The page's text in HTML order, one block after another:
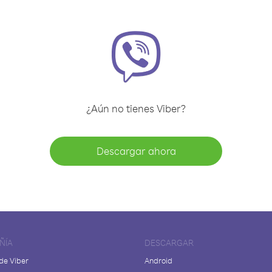
¿Aún no tienes Viber?
Descargar ahora
Viber
DESCARGAR
Android